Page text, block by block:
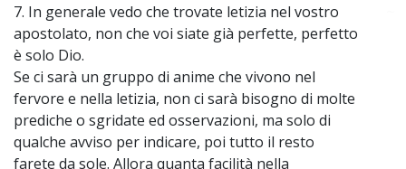
7. In generale vedo che trovate letizia nel vostro
apostolato, non che voi siate già perfette, perfetto
è solo Dio.
Se ci sarà un gruppo di anime che vivono nel
fervore e nella letizia, non ci sarà bisogno di molte
prediche o sgridate ed osservazioni, ma solo di
qualche avviso per indicare, poi tutto il resto
farete da sole. Allora quanta facilità nella